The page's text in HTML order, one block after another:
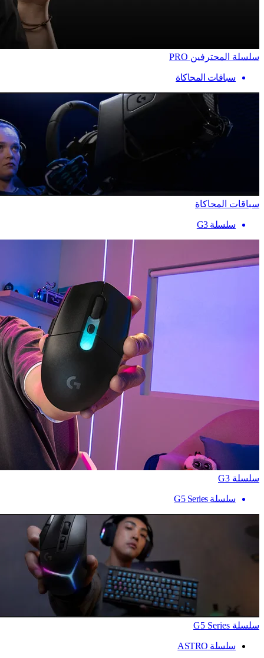
سلسلة المحترفين PRO
سباقات المحاكاة
سباقات المحاكاة
سلسلة G3
سلسلة G3
سلسلة G5 Series
سلسلة G5 Series
سلسلة ASTRO